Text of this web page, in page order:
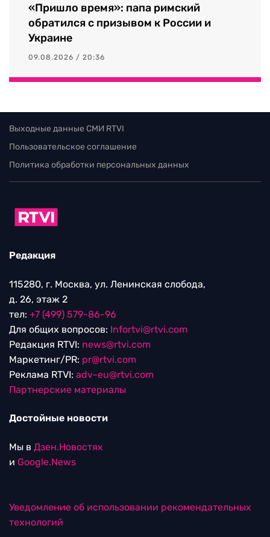
«Пришло время»: папа римский
обратился с призывом к России и
Украине
09.08.2026 / 20:36
Выходные данные СМИ RTVI
Пользовательское соглашение
Политика обработки персональных данных
Редакция
115280, г. Москва, ул. Ленинская слобода,
д. 26, этаж 2
тел: +7 (499) 579-86-96
Для общих вопросов: Infortvi@rtvi.com
Редакция RTVI: news@rtvi.com
Маркетинг/PR: pr@rtvi.com
Реклама RTVI: adv-eu@rtvi.com
Партнерские материалы
Достойные новости
Мы в Дзен.Новостях
и Google.News
Уведомление об использовании рекомендательных
технологий